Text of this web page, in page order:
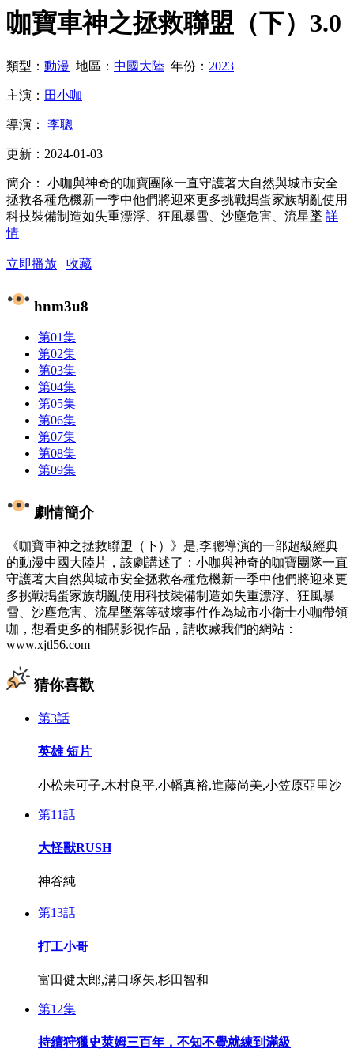
咖寶車神之拯救聯盟（下） 3.0
類型： 動漫 地區： 中國大陸 年份： 2023
主演： 田小咖
導演： 李聰
更新： 2024-01-03
簡介：
小咖與神奇的咖寶團隊一直守護著大自然與城市安全
拯救各種危機新一季中他們將迎來更多挑戰搗蛋家族胡亂使用
科技裝備制造如失重漂浮、狂風暴雪、沙塵危害、流星墜 詳
情
立即播放 收藏
hnm3u8
第01集
第02集
第03集
第04集
第05集
第06集
第07集
第08集
第09集
劇情簡介
《咖寶車神之拯救聯盟（下）》是,李聰導演的一部超級經典
的動漫中國大陸片，該劇講述了：小咖與神奇的咖寶團隊一直
守護著大自然與城市安全拯救各種危機新一季中他們將迎來更
多挑戰搗蛋家族胡亂使用科技裝備制造如失重漂浮、狂風暴
雪、沙塵危害、流星墜落等破壞事件作為城市小衛士小咖帶領
咖，想看更多的相關影視作品，請收藏我們的網站：
www.xjtl56.com
猜你喜歡
第3話
英雄 短片
小松未可子,木村良平,小幡真裕,進藤尚美,小笠原亞里沙
第11話
大怪獸RUSH
神谷純
第13話
打工小哥
富田健太郎,溝口琢矢,杉田智和
第12集
持續狩獵史萊姆三百年，不知不覺就練到滿級